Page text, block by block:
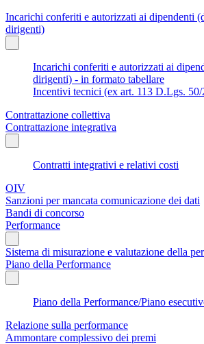
Incarichi conferiti e autorizzati ai dipendenti
dirigenti)
Incarichi conferiti e autorizzati ai
dirigenti) - in formato tabellare
Incentivi tecnici (ex art. 113 D.Lgs.
Contrattazione collettiva
Contrattazione integrativa
Contratti integrativi e relativi costi
OIV
Sanzioni per mancata comunicazione dei dati
Bandi di concorso
Performance
Sistema di misurazione e valutazione della
Piano della Performance
Piano della Performance/Piano
Relazione sulla performance
Ammontare complessivo dei premi